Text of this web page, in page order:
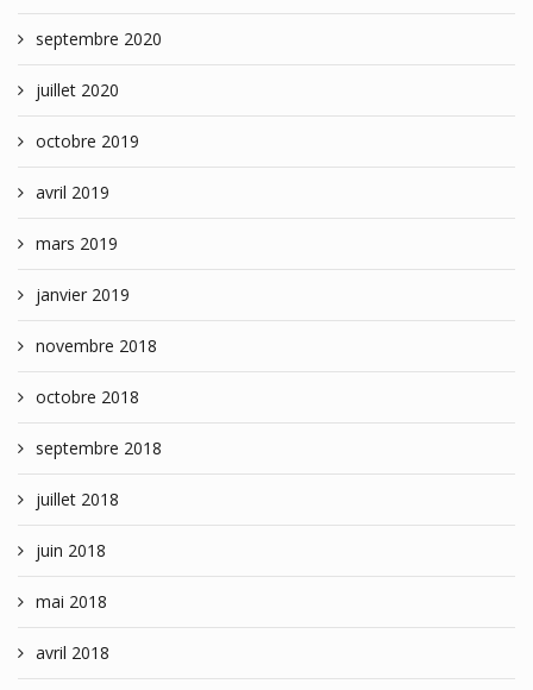
septembre 2020
juillet 2020
octobre 2019
avril 2019
mars 2019
janvier 2019
novembre 2018
octobre 2018
septembre 2018
juillet 2018
juin 2018
mai 2018
avril 2018